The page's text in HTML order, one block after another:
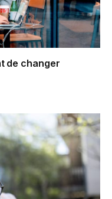
de changer